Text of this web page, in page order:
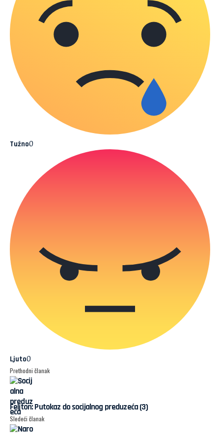
Tužno0
Ljuto0
Prethodni članak
Feljton: Putokaz do socijalnog preduzeća (3)
Sledeći članak